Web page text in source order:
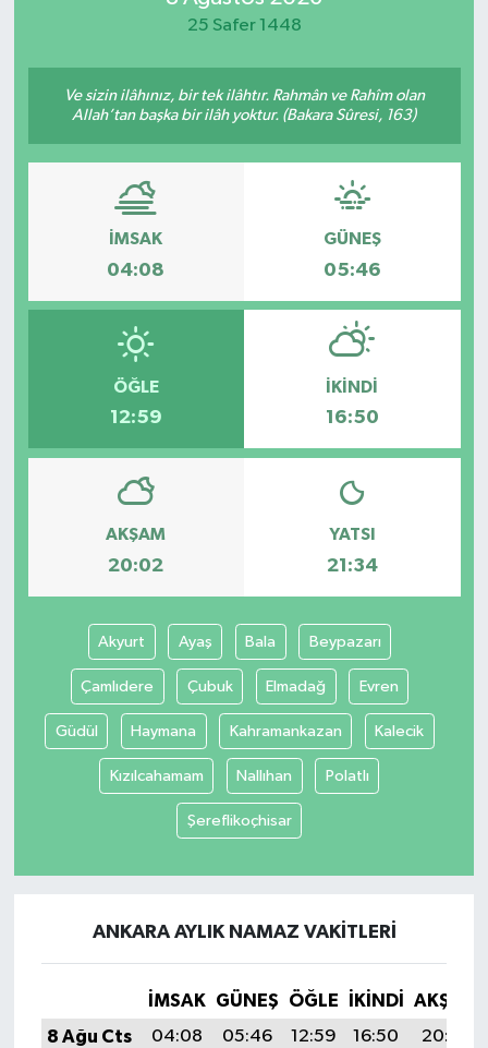
25 Safer 1448
Ve sizin ilâhınız, bir tek ilâhtır. Rahmân ve Rahîm olan
Allah’tan başka bir ilâh yoktur. (Bakara Sûresi, 163)
İMSAK
04:08
GÜNEŞ
05:46
ÖĞLE
12:59
İKINDI
16:50
AKŞAM
20:02
YATSI
21:34
Akyurt Ayaş Bala Beypazarı
Çamlıdere Çubuk Elmadağ Evren
Güdül Haymana Kahramankazan Kalecik
Kızılcahamam Nallıhan Polatlı
Şereflikoçhisar
ANKARA AYLIK NAMAZ VAKITLERI
İMSAK GÜNEŞ ÖĞLE İKINDI
AKŞAM
8 Ağu Cts
04:08 05:46 12:59 16:50
20:02